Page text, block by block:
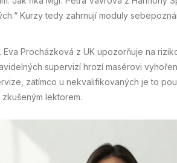
Kurzy tedy zahrnují moduly
Eva Procházková z UK upozorňuje na
supervizí hrozí masérovi
zatímco u nekvalifikovaných je to
lektorem.